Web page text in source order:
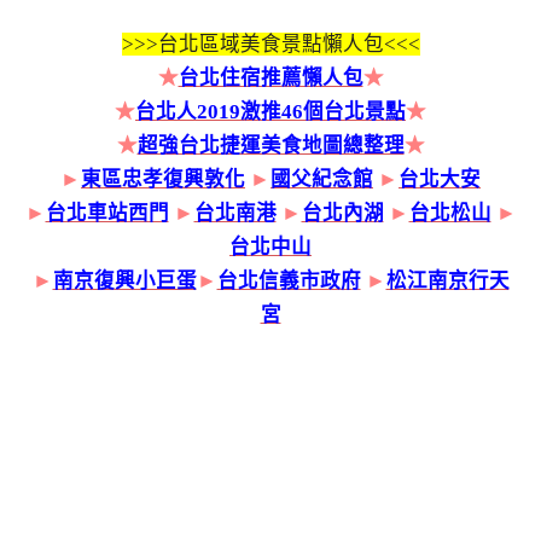
>>>台北區域美食景點懶人包<<<
★台北住宿推薦懶人包★
★台北人2019激推46個台北景點★
★超強台北捷運美食地圖總整理★
► 東區忠孝復興敦化 ► 國父紀念館 ► 台北大安
► 台北車站西門 ► 台北南港 ► 台北內湖 ► 台北松山 ►
台北中山
► 南京復興小巨蛋► 台北信義市政府► 松江南京行天
宮